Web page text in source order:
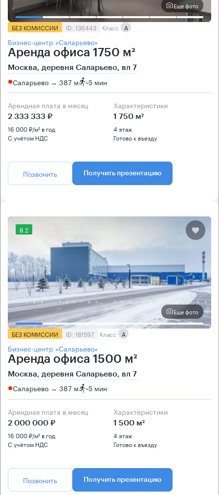
Еще фото
БЕЗ КОМИССИИ ID: 136443 Класс А
Бизнес-центр «Саларьево»
Аренда офиса 1750 м²
Москва, деревня Саларьево, вл 7
Саларьево → 387 м ~5 мин
Арендная плата в месяц
2 333 333 ₽
16 000 ₽/м² в год
С учётом НДС
Характеристики
1 750 м²
4 этаж
Готово к въезду
Позвонить Получить презентацию
8.2
Еще фото
БЕЗ КОМИССИИ ID: 181597 Класс А
Бизнес-центр «Саларьево»
Аренда офиса 1500 м²
Москва, деревня Саларьево, вл 7
Саларьево → 387 м ~5 мин
Арендная плата в месяц
2 000 000 ₽
16 000 ₽/м² в год
С учётом НДС
Характеристики
1 500 м²
4 этаж
Готово к въезду
Позвонить Получить презентацию